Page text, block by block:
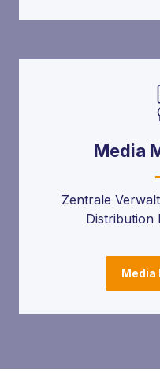
Media
Zentrale
Distribution
Media